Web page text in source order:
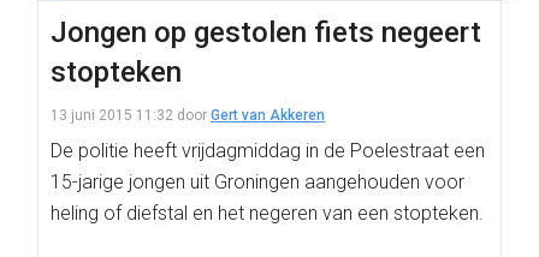
Jongen op gestolen fiets negeert
stopteken
13 juni 2015 11:32 door Gert van Akkeren
De politie heeft vrijdagmiddag in de Poelestraat een
15-jarige jongen uit Groningen aangehouden voor
heling of diefstal en het negeren van een stopteken.